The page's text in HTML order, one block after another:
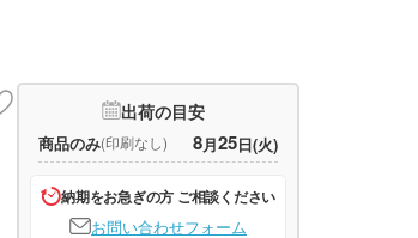
出荷の目安
商品のみ(印刷なし) 8月25日(火)
納期をお急ぎの方 ご相談ください
お問い合わせフォーム